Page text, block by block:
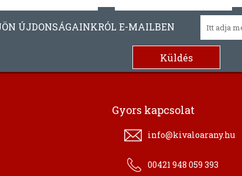
ÚJDONSÁGAINKRÓL E-MAILBEN
Gyors kapcsolat
info@kivaloarany.hu
00421 948 059 393